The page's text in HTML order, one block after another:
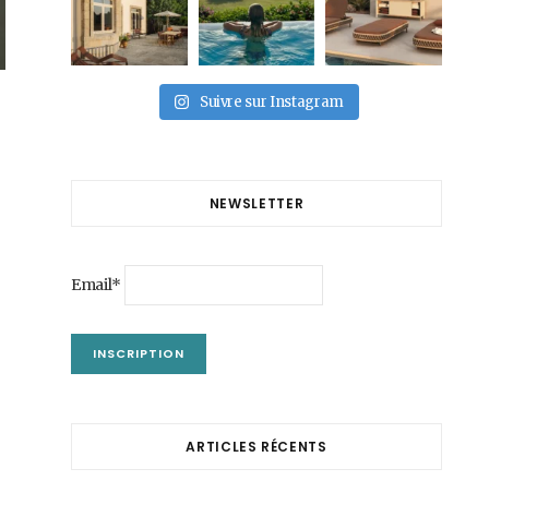
Suivre sur Instagram
NEWSLETTER
Email*
ARTICLES RÉCENTS